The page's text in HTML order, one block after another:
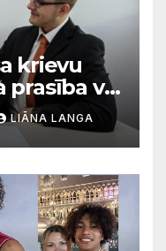
krievu
prasība vai
VDI
LIĀNA LANGA